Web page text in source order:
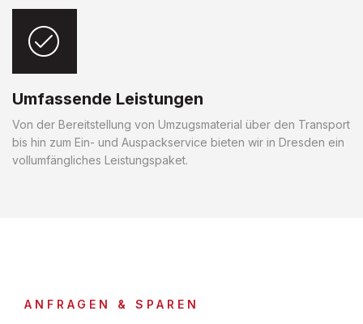
Umfassende Leistungen
Von der Bereitstellung von Umzugsmaterial über den Transport
bis hin zum Ein- und Auspackservice bieten wir in Dresden ein
vollumfängliches Leistungspaket.
ANFRAGEN & SPAREN